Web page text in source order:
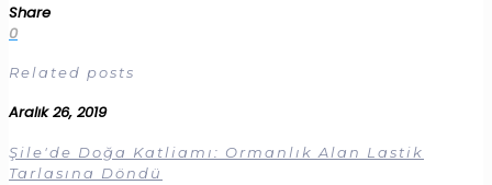
Share
0
Related posts
Aralık 26, 2019
Şile'de Doğa Katliamı: Ormanlık Alan Lastik
Tarlasına Döndü